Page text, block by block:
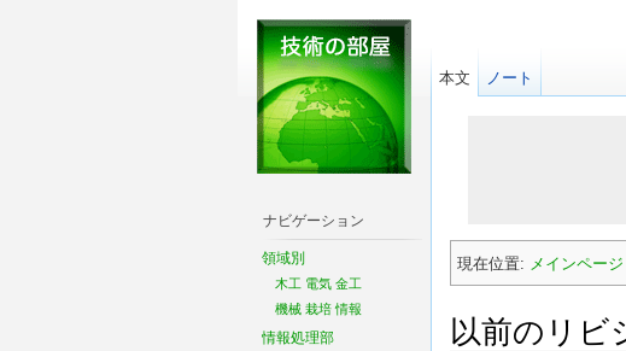
現在位置: メインページ
以前のリビ
本文 ノート
ナビゲーション
領域別
木工 電気 金工
機械 栽培 情報
情報処理部